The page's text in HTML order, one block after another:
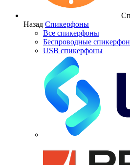
Назад Спикерфоны
Все спикерфоны
Беспроводные
USB спикерфоны